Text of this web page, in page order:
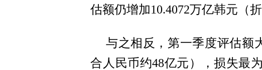
估额仍增加10.4072万亿韩元（
与之相反，第一季度评估额
合人民币约48亿元），损失最